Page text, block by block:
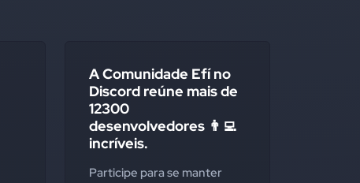
A Comunidade Efí no
Discord reúne mais de
12300
desenvolvedores 👨‍💻
incríveis.
Participe para se manter